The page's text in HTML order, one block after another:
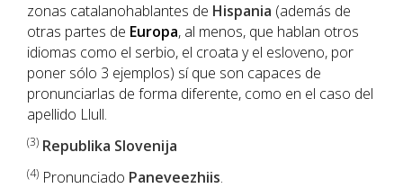
zonas catalanohablantes de Hispania (además de
otras partes de Europa, al menos, que hablan otros
idiomas como el serbio, el croata y el esloveno, por
poner sólo 3 ejemplos) sí que son capaces de
pronunciarlas de forma diferente, como en el caso del
apellido Llull.
(3) Republika Slovenija
(4) Pronunciado Paneveezhiis.